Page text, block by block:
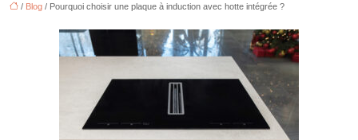
/ Blog / Pourquoi choisir une plaque à induction avec hotte intégrée ?